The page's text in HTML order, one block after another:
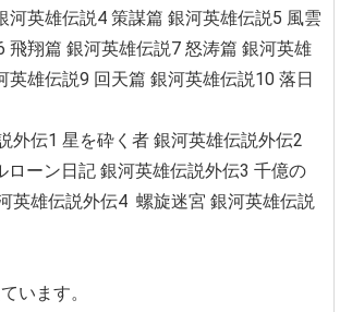
河英雄伝説4 策謀篇 銀河英雄伝説5 風雲
飛翔篇 銀河英雄伝説7 怒涛篇 銀河英雄
英雄伝説9 回天篇 銀河英雄伝説10 落日
外伝1 星を砕く者 銀河英雄伝説外伝2
ローン日記 銀河英雄伝説外伝3 千億の
英雄伝説外伝4 螺旋迷宮 銀河英雄伝説
います。